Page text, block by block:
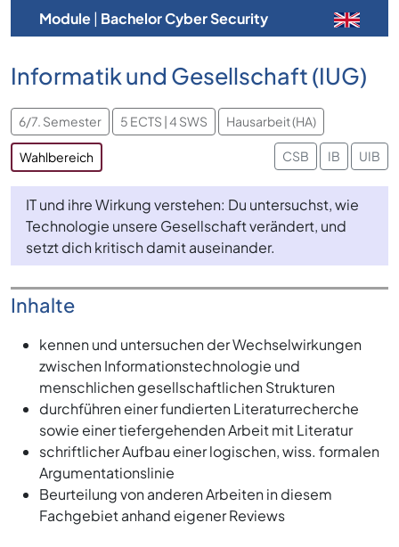
Module| Bachelor Cyber Security
Informatik und Gesellschaft (IUG)
6/7. Semester 5 ECTS | 4 SWS Hausarbeit (HA)
Wahlbereich CSB IB UIB
IT und ihre Wirkung verstehen: Du untersuchst, wie
Technologie unsere Gesellschaft verändert, und
setzt dich kritisch damit auseinander.
Inhalte
kennen und untersuchen der Wechselwirkungen
zwischen Informationstechnologie und
menschlichen gesellschaftlichen Strukturen
durchführen einer fundierten Literaturrecherche
sowie einer tiefergehenden Arbeit mit Literatur
schriftlicher Aufbau einer logischen, wiss. formalen
Argumentationslinie
Beurteilung von anderen Arbeiten in diesem
Fachgebiet anhand eigener Reviews